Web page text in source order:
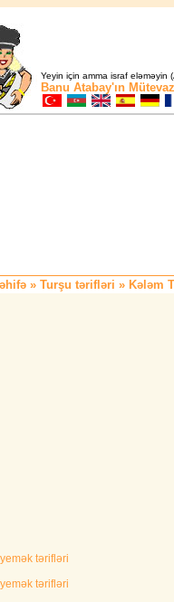
Yeyin için amma israf eləməyin
Banu Atabay'ın
» Turşu tərifləri » Kələm
tərifləri
tərifləri